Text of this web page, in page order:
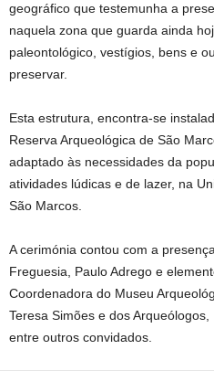
geográfico que testemunha a
naquela zona que guarda ainda
paleontológico, vestígios, bens e
preservar.
Esta estrutura, encontra-se
Reserva Arqueológica de São
adaptado às necessidades da
atividades lúdicas e de lazer, na
São Marcos.
A cerimónia contou com a
Freguesia, Paulo Adrego e
Coordenadora do Museu
Teresa Simões e dos
entre outros convidados.